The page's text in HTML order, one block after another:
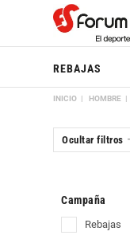
REBAJAS
INICIO HOMBRE
Ocultar filtros
Campaña
rebajas